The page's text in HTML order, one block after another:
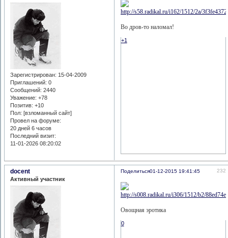
Зарегистрирован: 15-04-2009
Приглашений: 0
Сообщений: 2440
Уважение: +78
Позитив: +10
Пол: [взломанный сайт]
Провел на форуме:
20 дней 6 часов
Последний визит:
11-01-2026 08:20:02
Во дров-то наломал!
+1
Поделиться 232
01-12-2015 19:41:45
docent
Активный участник
Овощная эротика
0